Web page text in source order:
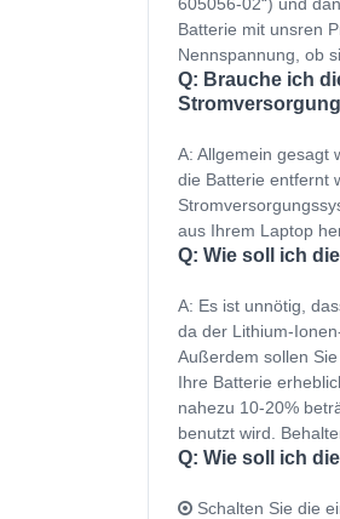
Batterie mit unsren
Nennspannung, ob
Q: Brauche ich
A: Allgemein gesagt
die Batterie entfernt
aus Ihrem Laptop
Q: Wie soll ich
A: Es ist unnötig,
da der Lithium-
Außerdem sollen
Ihre Batterie
nahezu 10-20%
benutzt wird.
Q: Wie soll ich
Schalten Sie die